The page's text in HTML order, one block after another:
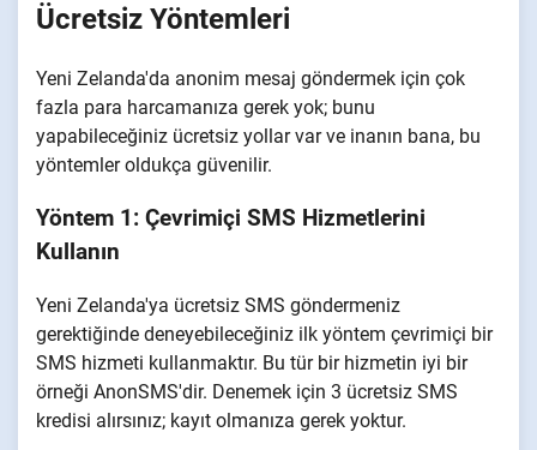
Ücretsiz Yöntemleri
Yeni Zelanda'da anonim mesaj göndermek için çok
fazla para harcamanıza gerek yok; bunu
yapabileceğiniz ücretsiz yollar var ve inanın bana, bu
yöntemler oldukça güvenilir.
Yöntem 1: Çevrimiçi SMS Hizmetlerini
Kullanın
Yeni Zelanda'ya ücretsiz SMS göndermeniz
gerektiğinde deneyebileceğiniz ilk yöntem çevrimiçi bir
SMS hizmeti kullanmaktır. Bu tür bir hizmetin iyi bir
örneği AnonSMS'dir. Denemek için 3 ücretsiz SMS
kredisi alırsınız; kayıt olmanıza gerek yoktur.